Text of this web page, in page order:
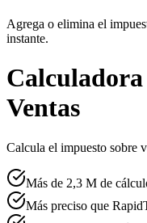
Agrega o elimina el
instante.
Ventas
Calcula el impuesto sobre
Más de 2,3 M de
Más preciso que